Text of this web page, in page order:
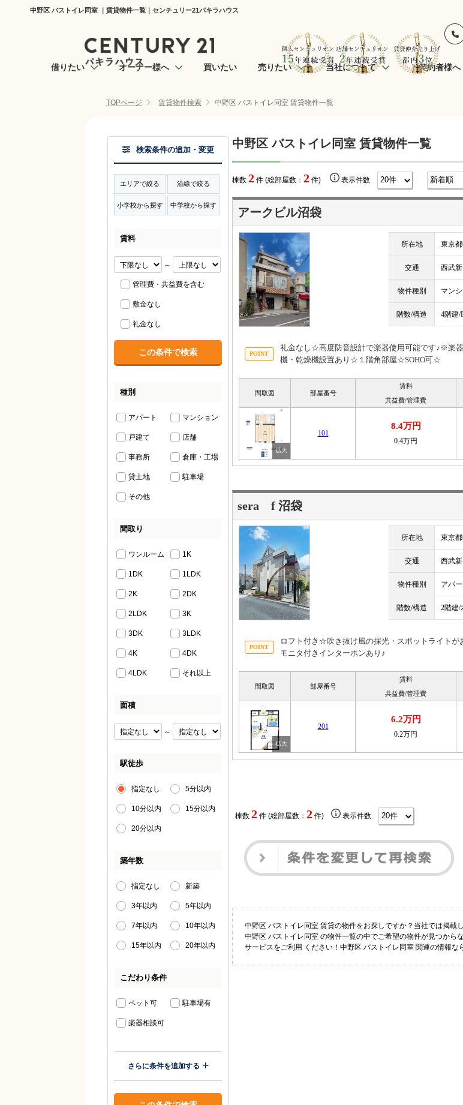
中野区 バストイレ同室 ｜賃貸物件一覧｜センチュリー21パキラハウス
借りたい オーナー様へ 買いたい 売りたい 当社について ご契約者様へ
TOPページ 賃貸物件検索 中野区 バストイレ同室 賃貸物件一覧
中野区 バストイレ同室 賃貸物件一覧
棟数 2 件 (総部屋数： 2 件) 表示件数
アークビル沼袋
所在地 東京
交通 西武
物件種別 マン
階数/構造 4階建/
礼金なし☆高度防音設計で楽器使用可能です♪※楽
機・乾燥機設置あり☆１階角部屋☆SOHO可☆
間取図 部屋番号
賃料
共益費/管理費
101
8.4万円
0.4万円
sera f 沼袋
所在地 東京
交通 西武
物件種別 アパー
階数/構造 2階建/
ロフト付き☆吹き抜け風の採光・スポットライト
モニタ付きインターホンあり♪
間取図 部屋番号
賃料
共益費/管理費
201
6.2万円
0.2万円
棟数 2 件 (総部屋数： 2 件) 表示件数
中野区 バストイレ同室 賃貸の物件をお探しですか？当社では掲載
中野区 バストイレ同室 の物件一覧の中でご希望の物件が見つか
サービスをご利用 ください！中野区 バストイレ同室 関連の情報な
検索条件の追加・変更
エリアで絞る 沿線で絞る
小学校から探す 中学校から探す
賃料
～
管理費・共益費を含む
敷金なし
礼金なし
種別
アパート マンション
戸建て 店舗
事務所 倉庫・工場
貸土地 駐車場
その他
間取り
ワンルーム 1K
1DK 1LDK
2K 2DK
2LDK 3K
3DK 3LDK
4K 4DK
4LDK それ以上
面積
～
駅徒歩
指定なし 5分以内
10分以内 15分以内
20分以内
築年数
指定なし 新築
3年以内 5年以内
7年以内 10年以内
15年以内 20年以内
こだわり条件
ペット可 駐車場有
楽器相談可
さらに条件を追加する